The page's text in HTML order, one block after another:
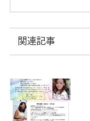
関連記事